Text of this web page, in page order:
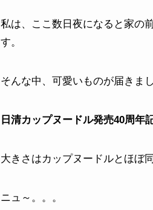
私は、ここ数日夜になると家の
す。
そんな中、可愛いものが届きまし
日清カップヌードル発売40周年
大きさはカップヌードルとほぼ
ニュ～。。。